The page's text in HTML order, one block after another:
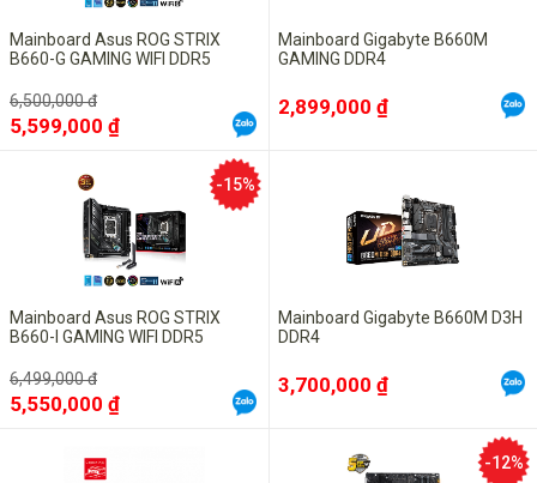
Mainboard Asus ROG STRIX
B660-G GAMING WIFI DDR5
6,500,000 đ
5,599,000 ₫
Mainboard Gigabyte B660M
GAMING DDR4
2,899,000 ₫
Mainboard Asus ROG STRIX
B660-I GAMING WIFI DDR5
6,499,000 đ
5,550,000 ₫
-15%
Mainboard Gigabyte B660M D3H
DDR4
3,700,000 ₫
-12%